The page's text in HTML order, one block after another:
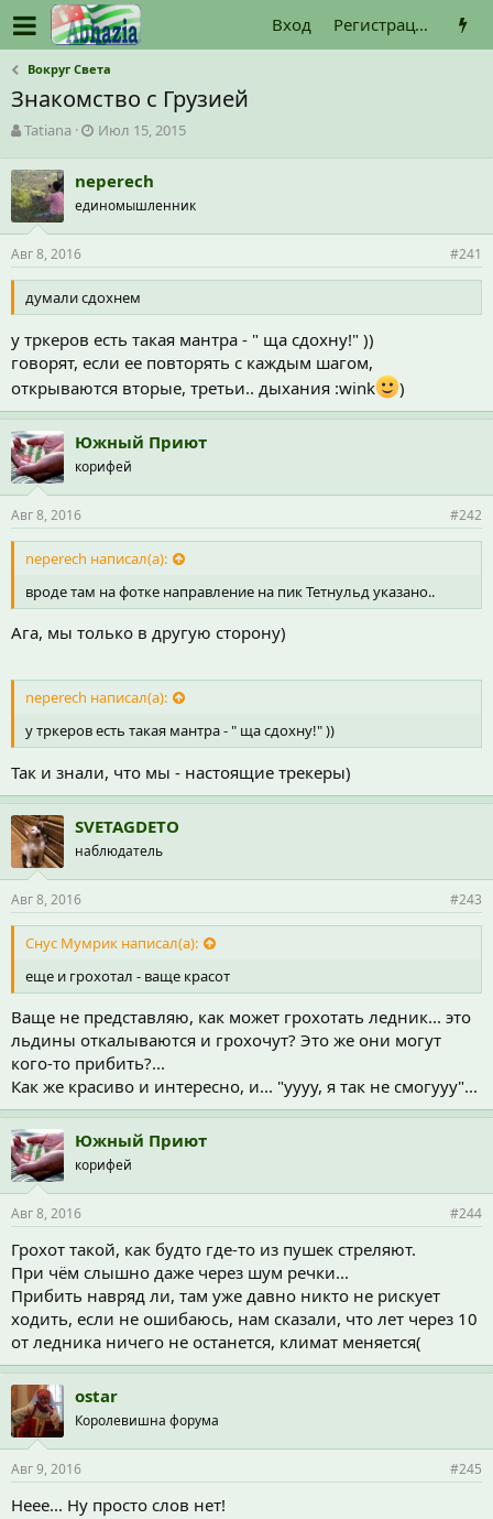
Вход Регистрация
Вокруг Света
Знакомство с Грузией
А
т
о
р
т
е
м
ы
Tatiana
Д
а
н
а
л
а
Июл 15, 2015
neperech
единомышленник
Авг 8, 2016 #241
думали сдохнем
у тркеров есть такая мантра - " ща сдохну!" ))
говорят, если ее повторять с каждым шагом,
открываются вторые, третьи.. дыхания :wink
)
Южный Приют
корифей
Авг 8, 2016 #242
neperech написал(а):
вроде там на фотке направление на пик Тетнульд указано..
Ага, мы только в другую сторону)
neperech написал(а):
у тркеров есть такая мантра - " ща сдохну!" ))
Так и знали, что мы - настоящие трекеры)
SVETAGDETO
наблюдатель
Авг 8, 2016 #243
Снус Мумрик написал(а):
еще и грохотал - ваще красот
Ваще не представляю, как может грохотать ледник... это
льдины откалываются и грохочут? Это же они могут
кого-то прибить?...
Как же красиво и интересно, и... "уууу, я так не смогууу"...
Южный Приют
корифей
Авг 8, 2016 #244
Грохот такой, как будто где-то из пушек стреляют.
При чём слышно даже через шум речки...
Прибить навряд ли, там уже давно никто не рискует
ходить, если не ошибаюсь, нам сказали, что лет через 10
от ледника ничего не останется, климат меняется(
ostar
Королевишна форума
Авг 9, 2016 #245
Неее... Ну просто слов нет!